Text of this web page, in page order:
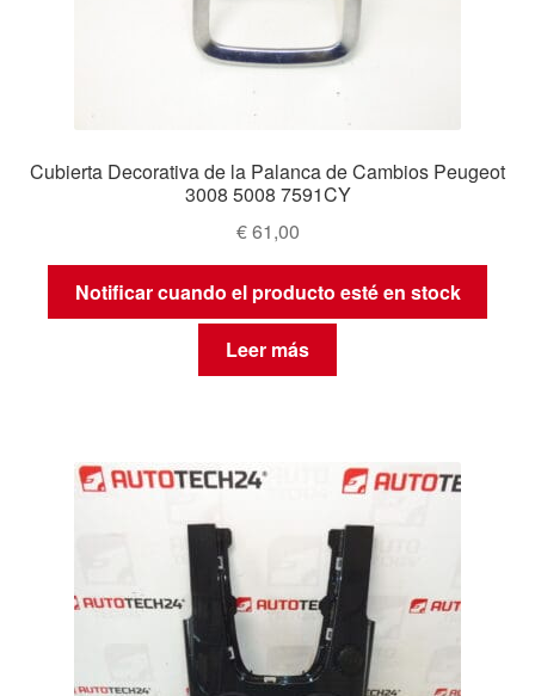
Cubierta Decorativa de la Palanca de Cambios Peugeot
3008 5008 7591CY
€61,00
Notificar cuando el producto esté en stock
Leer más